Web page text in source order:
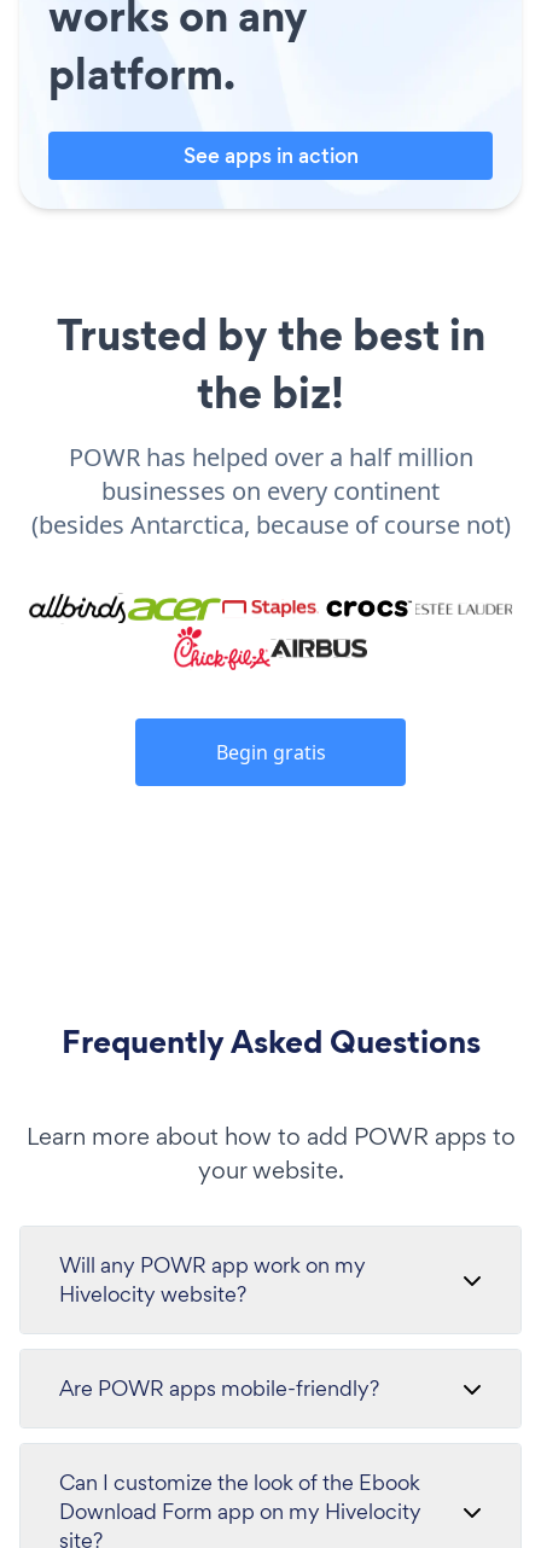
works on any
platform.
See apps in action
Trusted by the best in
the biz!
POWR has helped over a half million
businesses on every continent
(besides Antarctica, because of course not)
Begin gratis
Frequently Asked Questions
Learn more about how to add POWR apps to
your website.
Will any POWR app work on my
Hivelocity website?
Are POWR apps mobile-friendly?
Can I customize the look of the Ebook
Download Form app on my Hivelocity
site?